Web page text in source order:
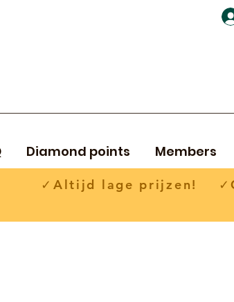
Diamond points Members
✓Altijd lage prijzen!